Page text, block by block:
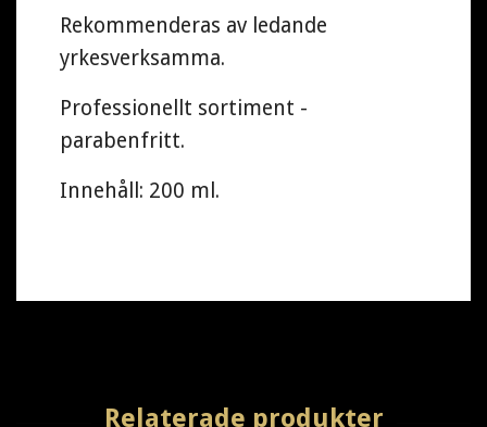
Rekommenderas av ledande
yrkesverksamma.
Professionellt sortiment -
parabenfritt.
Innehåll: 200 ml.